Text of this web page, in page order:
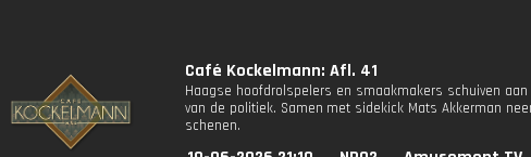
Café Kockelmann: Afl. 41
Haagse hoofdrolspelers en smaakmakers schuiven
van de politiek. Samen met sidekick Mats Akkerman
schenen.